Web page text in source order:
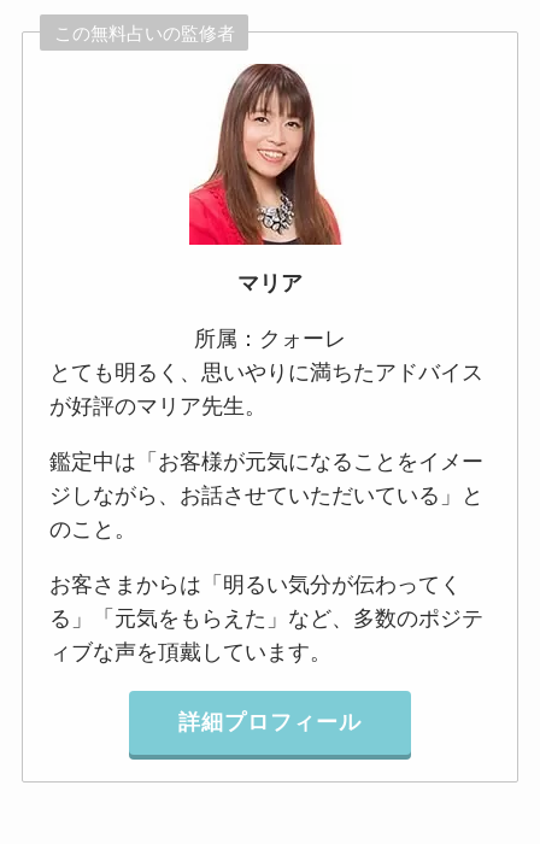
この無料占いの監修者
マリア
所属：クォーレ
とても明るく、思いやりに満ちたアドバイス
が好評のマリア先生。
鑑定中は「お客様が元気になることをイメー
ジしながら、お話させていただいている」と
のこと。
お客さまからは「明るい気分が伝わってく
る」「元気をもらえた」など、多数のポジテ
ィブな声を頂戴しています。
詳細プロフィール